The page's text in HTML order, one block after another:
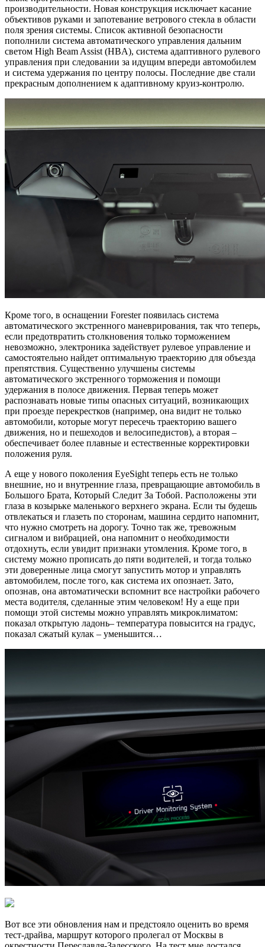
производительности. Новая конструкция исключает касание
объективов руками и запотевание ветрового стекла в области
поля зрения системы. Список активной безопасности
пополнили система автоматического управления дальним
светом High Beam Assist (HBA), система адаптивного рулевого
управления при следовании за идущим впереди автомобилем
и система удержания по центру полосы. Последние две стали
прекрасным дополнением к адаптивному круиз-контролю.
Кроме того, в оснащении Forester появилась система
автоматического экстренного маневрирования, так что теперь,
если предотвратить столкновения только торможением
невозможно, электроника задействует рулевое управление и
самостоятельно найдет оптимальную траекторию для объезда
препятствия. Существенно улучшены системы
автоматического экстренного торможения и помощи
удержания в полосе движения. Первая теперь может
распознавать новые типы опасных ситуаций, возникающих
при проезде перекрестков (например, она видит не только
автомобили, которые могут пересечь траекторию вашего
движения, но и пешеходов и велосипедистов), а вторая –
обеспечивает более плавные и естественные корректировки
положения руля.
А еще у нового поколения EyeSight теперь есть не только
внешние, но и внутренние глаза, превращающие автомобиль в
Большого Брата, Который Следит За Тобой. Расположены эти
глаза в козырьке маленького верхнего экрана. Если ты будешь
отвлекаться и глазеть по сторонам, машина сердито напомнит,
что нужно смотреть на дорогу. Точно так же, тревожным
сигналом и вибрацией, она напомнит о необходимости
отдохнуть, если увидит признаки утомления. Кроме того, в
систему можно прописать до пяти водителей, и тогда только
эти доверенные лица смогут запустить мотор и управлять
автомобилем, после того, как система их опознает. Зато,
опознав, она автоматически вспомнит все настройки рабочего
места водителя, сделанные этим человеком! Ну а еще при
помощи этой системы можно управлять микроклиматом:
показал открытую ладонь– температура повысится на градус,
показал сжатый кулак – уменьшится…
Вот все эти обновления нам и предстояло оценить во время
тест-драйва, маршрут которого пролегал от Москвы в